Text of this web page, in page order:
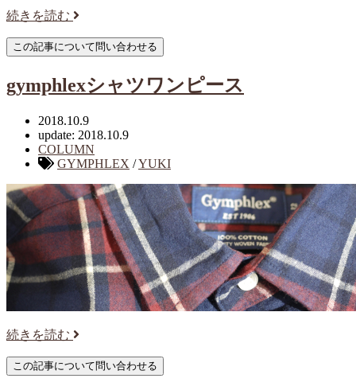
続きを読む
gymphlexシャツワンピース
2018.10.9
update: 2018.10.9
COLUMN
GYMPHLEX /YUKI
続きを読む